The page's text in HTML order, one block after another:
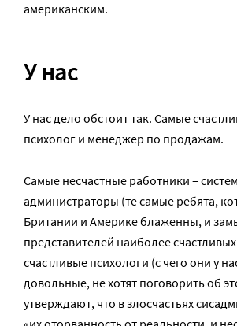
американским.
У нас
У нас дело обстоит так. Самые
психолог и менеджер по продажам.
Самые несчастные работники –
администраторы (те самые ребята,
Британии и Америке блаженны, и
представителей наиболее
счастливые психологи (с чего они у
довольные, не хотят поговорить об
утверждают, что в злосчастьях